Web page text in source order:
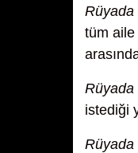
Rüyada
tüm aile
Rüyada
istediği
Rüyada